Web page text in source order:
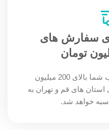
سفارش های
چنان چه جمع صورت حساب شما بالای 200 میلیون
استان های قم و تهران به
خواهد شد.